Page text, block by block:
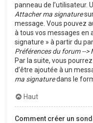
panneau de l’utilisateur.
Attacher ma signature
message. Vous pouvez
à tous vos messages en
signature » à partir du
Préférences du forum -->
Par la suite, vous
d’être ajoutée à un
ma signaturedans le
Haut
Comment créer un